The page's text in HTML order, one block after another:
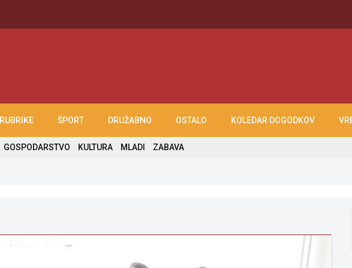
RUBRIKE ŠPORT DRUŽABNO OSTALO KOLEDAR DOGODKOV
GOSPODARSTVO KULTURA MLADI ZABAVA